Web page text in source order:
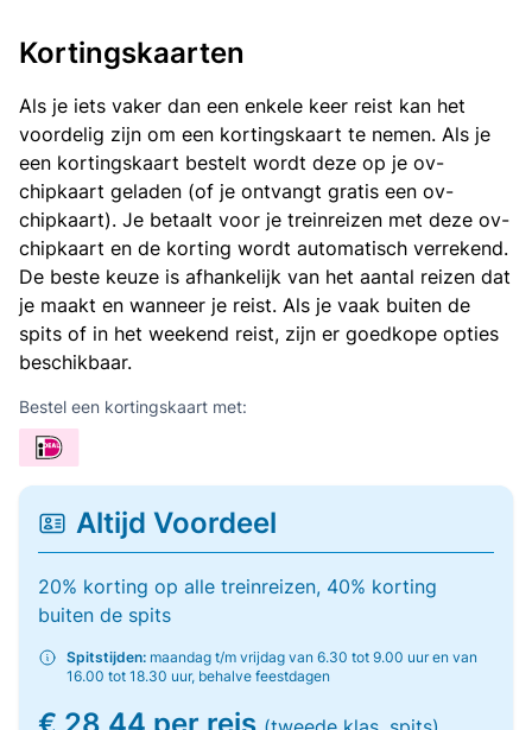
Kortingskaarten
Als je iets vaker dan een enkele keer reist kan het
voordelig zijn om een kortingskaart te nemen. Als je
een kortingskaart bestelt wordt deze op je ov-
chipkaart geladen (of je ontvangt gratis een ov-
chipkaart). Je betaalt voor je treinreizen met deze ov-
chipkaart en de korting wordt automatisch verrekend.
De beste keuze is afhankelijk van het aantal reizen dat
je maakt en wanneer je reist. Als je vaak buiten de
spits of in het weekend reist, zijn er goedkope opties
beschikbaar.
Bestel een kortingskaart met:
Altijd Voordeel
20% korting op alle treinreizen, 40% korting
buiten de spits
Spitstijden: maandag t/m vrijdag van 6.30 tot 9.00 uur en van
16.00 tot 18.30 uur, behalve feestdagen